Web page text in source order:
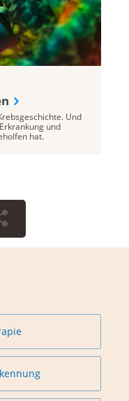
Und
und
hat.